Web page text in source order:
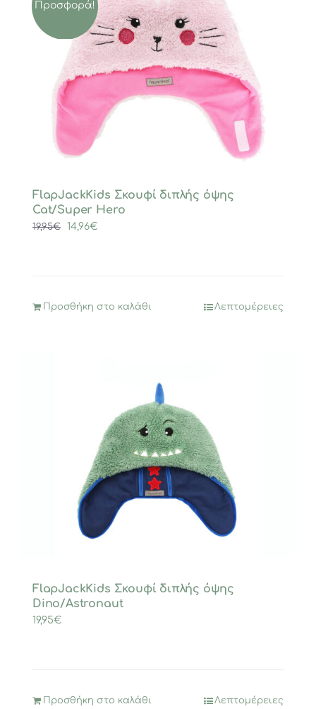
Προσφορά!
FlapJackKids Σκουφί διπλής όψης
Cat/Super Hero
19,95€
Original
14,96€
Προσθήκη στο καλάθι Λεπτομέρειες
FlapJackKids Σκουφί διπλής όψης
Dino/Astronaut
19,95€
Προσθήκη στο καλάθι Λεπτομέρειες